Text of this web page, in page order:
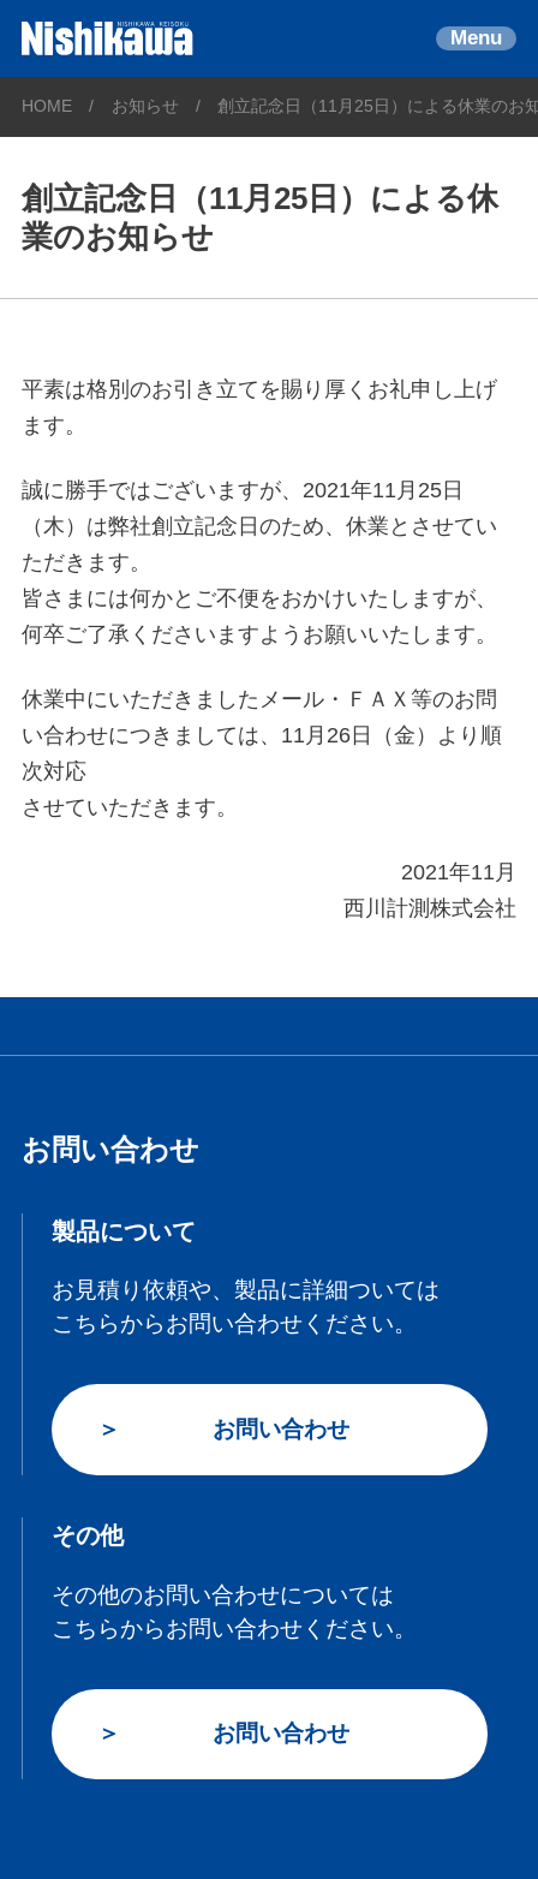
Menu
HOME お知らせ 創立記念日（11月25日）による休業のお
創立記念日（11月25日）による休
業のお知らせ
平素は格別のお引き立てを賜り厚くお礼申し上げ
ます。
誠に勝手ではございますが、2021年11月25日
（木）は弊社創立記念日のため、休業とさせてい
ただきます。
皆さまには何かとご不便をおかけいたしますが、
何卒ご了承くださいますようお願いいたします。
休業中にいただきましたメール・ＦＡＸ等のお問
い合わせにつきましては、11月26日（金）より順
次対応
させていただきます。
2021年11月
西川計測株式会社
お問い合わせ
製品について
お見積り依頼や、製品に詳細ついては
こちらからお問い合わせください。
お問い合わせ
その他
その他のお問い合わせについては
こちらからお問い合わせください。
お問い合わせ